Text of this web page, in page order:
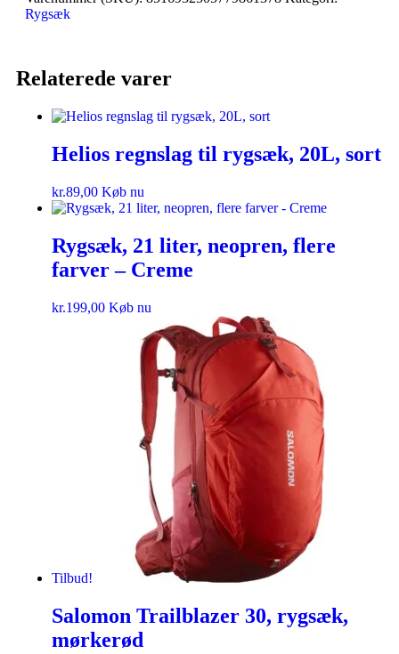
Rygsæk
Relaterede varer
Helios regnslag til rygsæk, 20L, sort
kr.89,00 Køb nu
Rygsæk, 21 liter, neopren, flere
farver – Creme
kr.199,00 Køb nu
Tilbud!
Salomon Trailblazer 30, rygsæk,
mørkerød